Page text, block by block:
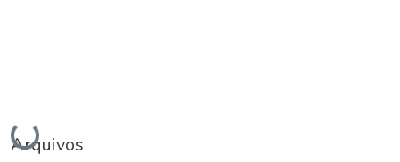
Carregando...
Arquivos